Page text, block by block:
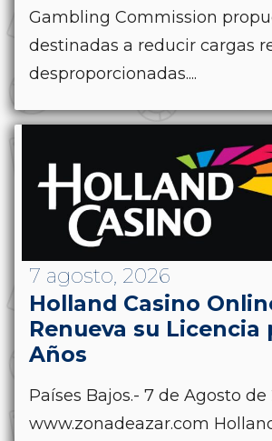
Gambling Commission
destinadas a reducir cargas
desproporcionadas....
7 agosto, 2026
Holland Casino
Renueva su Licencia
Años
Países Bajos.- 7 de Agosto de
www.zonadeazar.com